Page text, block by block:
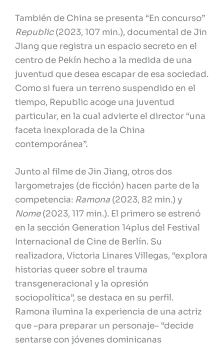
También de China se presenta “En concurso”
Republic(2023, 107 min.), documental de Jin
Jiang que registra un espacio secreto en el
centro de Pekín hecho a la medida de una
juventud que desea escapar de esa sociedad.
Como si fuera un terreno suspendido en el
tiempo, Republic acoge una juventud
particular, en la cual advierte el director “una
faceta inexplorada de la China
contemporánea”.
Junto al filme de Jin Jiang, otros dos
largometrajes (de ficción) hacen parte de la
competencia: Ramona (2023, 82 min.) y
Nome(2023, 117 min.). El primero se estrenó
en la sección Generation 14plus del Festival
Internacional de Cine de Berlín. Su
realizadora, Victoria Linares Villegas, “explora
historias queer sobre el trauma
transgeneracional y la opresión
sociopolítica”, se destaca en su perfil.
Ramona ilumina la experiencia de una actriz
que –para preparar un personaje– “decide
sentarse con jóvenes dominicanas